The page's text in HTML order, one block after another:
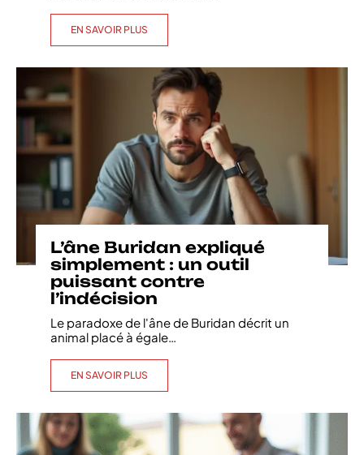
EN SAVOIR PLUS
L’âne Buridan expliqué
simplement : un outil
puissant contre
l’indécision
Le paradoxe de l'âne de Buridan décrit un
animal placé à égale…
EN SAVOIR PLUS